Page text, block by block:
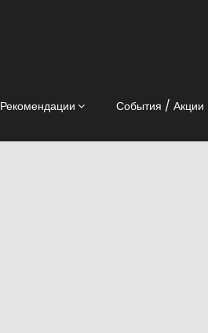
Рекомендации События / Акции